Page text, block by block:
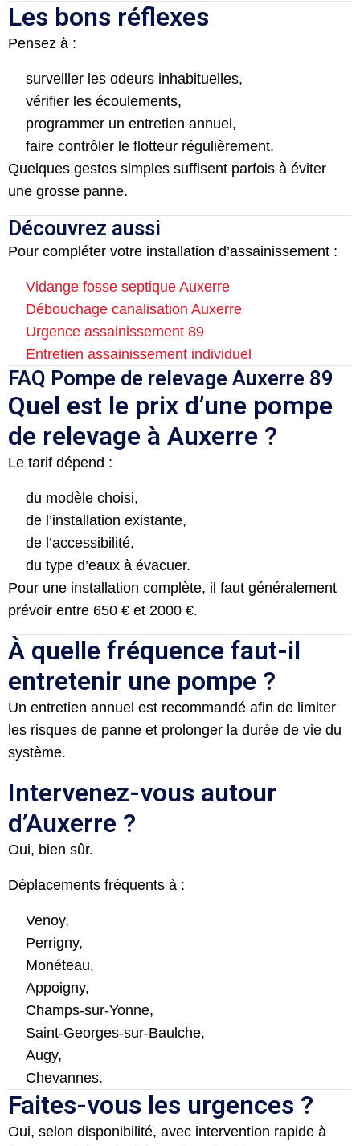
Les bons réflexes
Pensez à :
surveiller les odeurs inhabituelles,
vérifier les écoulements,
programmer un entretien annuel,
faire contrôler le flotteur régulièrement.
Quelques gestes simples suffisent parfois à éviter
une grosse panne.
Découvrez aussi
Pour compléter votre installation d’assainissement :
Vidange fosse septique Auxerre
Débouchage canalisation Auxerre
Urgence assainissement 89
Entretien assainissement individuel
FAQ Pompe de relevage Auxerre 89
Quel est le prix d’une pompe
de relevage à Auxerre ?
Le tarif dépend :
du modèle choisi,
de l’installation existante,
de l’accessibilité,
du type d’eaux à évacuer.
Pour une installation complète, il faut généralement
prévoir entre 650 € et 2000 €.
À quelle fréquence faut-il
entretenir une pompe ?
Un entretien annuel est recommandé afin de limiter
les risques de panne et prolonger la durée de vie du
système.
Intervenez-vous autour
d’Auxerre ?
Oui, bien sûr.
Déplacements fréquents à :
Venoy,
Perrigny,
Monéteau,
Appoigny,
Champs-sur-Yonne,
Saint-Georges-sur-Baulche,
Augy,
Chevannes.
Faites-vous les urgences ?
Oui, selon disponibilité, avec intervention rapide à